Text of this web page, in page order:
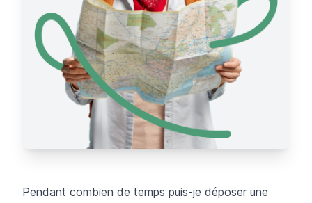
Pendant combien de temps puis-je déposer une